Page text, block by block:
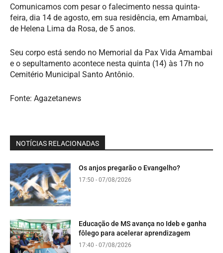
Comunicamos com pesar o falecimento nessa quinta-
feira, dia 14 de agosto, em sua residência, em Amambai,
de Helena Lima da Rosa, de 5 anos.
Seu corpo está sendo no Memorial da Pax Vida Amambai
e o sepultamento acontece nesta quinta (14) às 17h no
Cemitério Municipal Santo Antônio.
Fonte: Agazetanews
NOTÍCIAS RELACIONADAS
Os anjos pregarão o Evangelho?
17:50 - 07/08/2026
Educação de MS avança no Ideb e ganha
fôlego para acelerar aprendizagem
17:40 - 07/08/2026